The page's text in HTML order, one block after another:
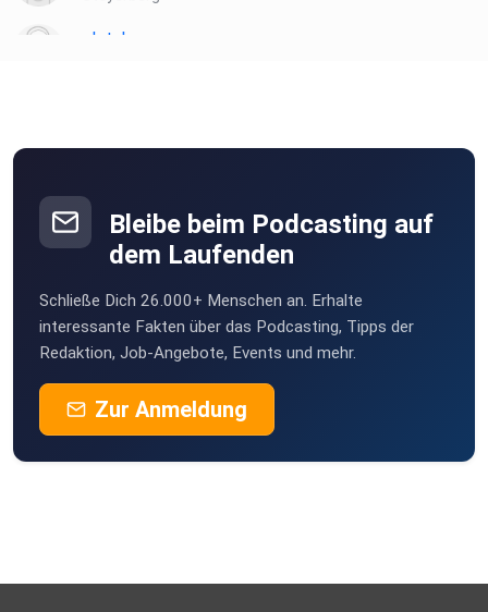
plotzks
Bleibe beim Podcasting auf
dem Laufenden
Schließe Dich 26.000+ Menschen an. Erhalte
interessante Fakten über das Podcasting, Tipps der
Redaktion, Job-Angebote, Events und mehr.
Zur Anmeldung